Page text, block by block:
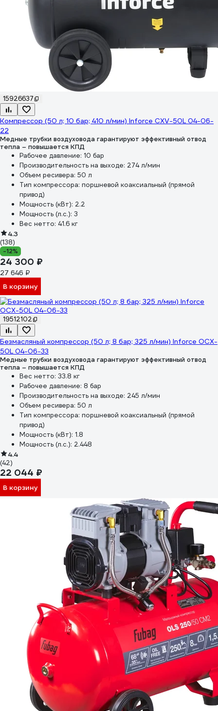
15926637
Компрессор (50 л; 10 бар; 410 л/мин) Inforce CXV-50L 04-06-
22
Медные трубки воздуховода гарантируют эффективный отвод
тепла – повышается КПД
Рабочее давление: 10 бар
Производительность на выходе: 274 л/мин
Объем ресивера: 50 л
Тип компрессора: поршневой коаксиальный (прямой
привод)
Мощность (кВт): 2.2
Мощность (л.с.): 3
Вес нетто: 41.6 кг
4.3
(138)
-12%
24 300 ₽
27 646 ₽
В корзину
19512102
Безмасляный компрессор (50 л; 8 бар; 325 л/мин) Inforce OCX-
50L 04-06-33
Медные трубки воздуховода гарантируют эффективный отвод
тепла – повышается КПД
Вес нетто: 33.8 кг
Рабочее давление: 8 бар
Производительность на выходе: 245 л/мин
Объем ресивера: 50 л
Тип компрессора: поршневой коаксиальный (прямой
привод)
Мощность (кВт): 1.8
Мощность (л.с.): 2.448
4.4
(42)
22 044 ₽
В корзину